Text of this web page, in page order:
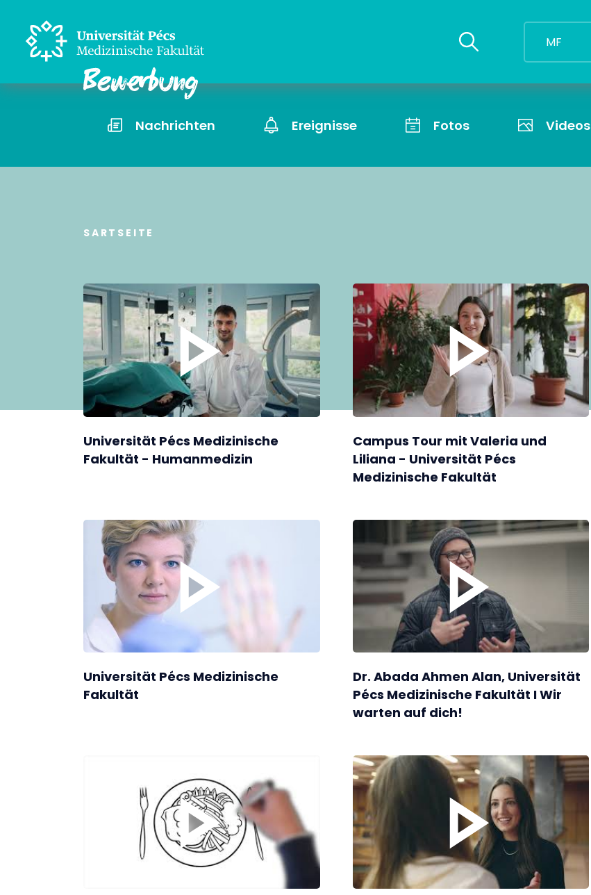
MF
Nachrichten Ereignisse Fotos Videos
SARTSEITE
Universität Pécs Medizinische
Fakultät - Humanmedizin
Campus Tour mit Valeria und
Liliana - Universität Pécs
Medizinische Fakultät
Universität Pécs Medizinische
Fakultät
Dr. Abada Ahmen Alan, Universität
Pécs Medizinische Fakultät I Wir
warten auf dich!